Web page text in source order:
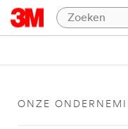
ONZE